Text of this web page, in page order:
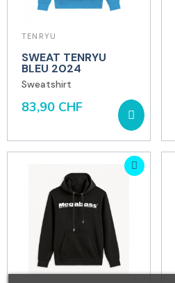
TENRYU
SWEAT TENRYU
BLEU 2024
Sweatshirt
83,90 CHF